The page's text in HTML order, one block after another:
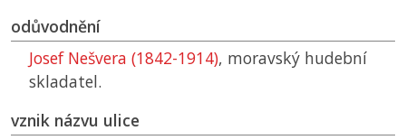
odůvodnění
Josef Nešvera (1842-1914), moravský hudební
skladatel.
vznik názvu ulice